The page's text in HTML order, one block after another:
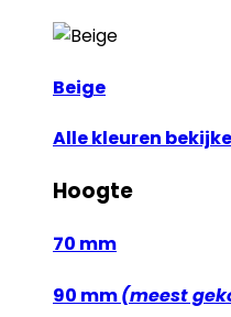
Beige
Alle kleuren
Hoogte
70 mm
90 mm(meest